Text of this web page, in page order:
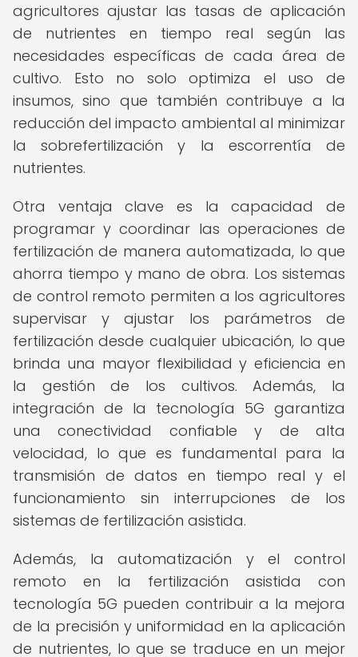
agricultores ajustar las tasas de aplicación
de nutrientes en tiempo real según las
necesidades específicas de cada área de
cultivo. Esto no solo optimiza el uso de
insumos, sino que también contribuye a la
reducción del impacto ambiental al minimizar
la sobrefertilización y la escorrentía de
nutrientes.
Otra ventaja clave es la capacidad de
programar y coordinar las operaciones de
fertilización de manera automatizada, lo que
ahorra tiempo y mano de obra. Los sistemas
de control remoto permiten a los agricultores
supervisar y ajustar los parámetros de
fertilización desde cualquier ubicación, lo que
brinda una mayor flexibilidad y eficiencia en
la gestión de los cultivos. Además, la
integración de la tecnología 5G garantiza
una conectividad confiable y de alta
velocidad, lo que es fundamental para la
transmisión de datos en tiempo real y el
funcionamiento sin interrupciones de los
sistemas de fertilización asistida.
Además, la automatización y el control
remoto en la fertilización asistida con
tecnología 5G pueden contribuir a la mejora
de la precisión y uniformidad en la aplicación
de nutrientes, lo que se traduce en un mejor